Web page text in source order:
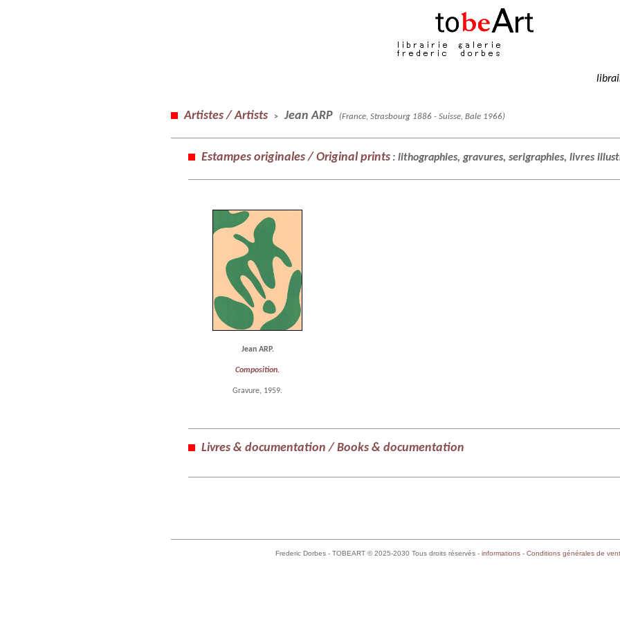
Artistes / Artists > Jean ARP (France, Strasbourg 1886 - Suisse, Bale 1966)
Estampes originales / Original prints : lithographies, gravures, serigraphies, livres
Jean ARP.
Composition.
Gravure, 1959.
Livres & documentation / Books & documentation
Frederic Dorbes - TOBEART © 2025-2030 Tous droits réservés - informations- Conditions générales de